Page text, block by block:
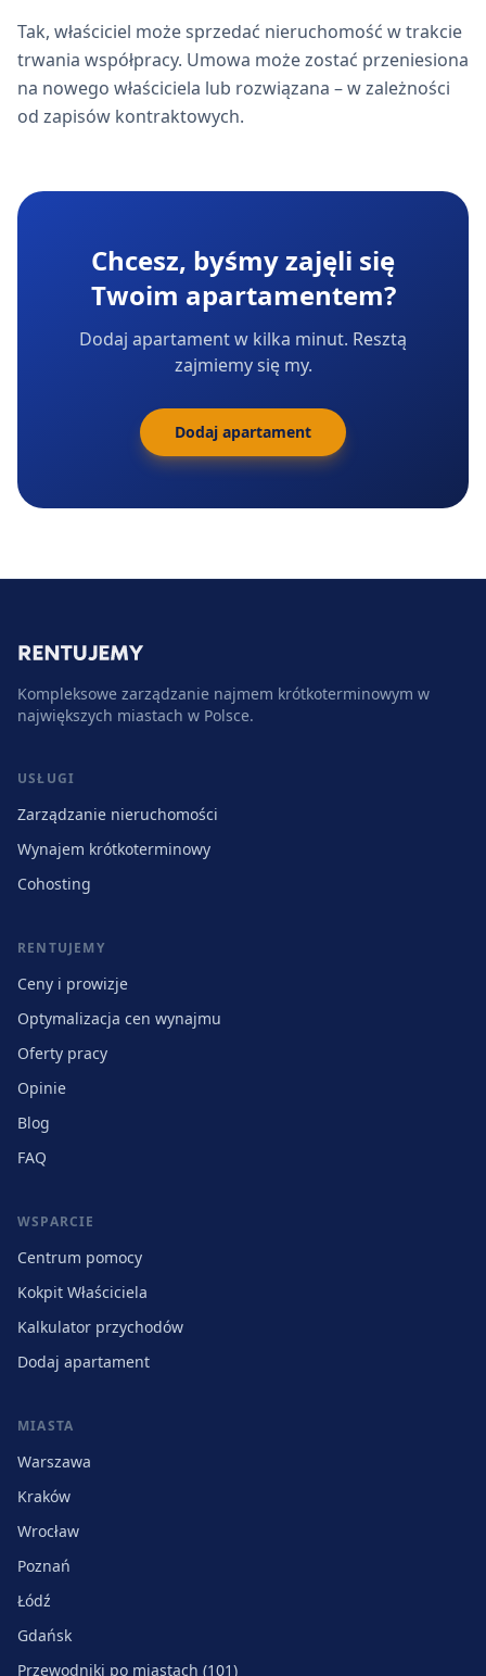
Tak, właściciel może sprzedać nieruchomość w trakcie
trwania współpracy. Umowa może zostać przeniesiona
na nowego właściciela lub rozwiązana – w zależności
od zapisów kontraktowych.
Chcesz, byśmy zajęli się
Twoim apartamentem?
Dodaj apartament w kilka minut. Resztą
zajmiemy się my.
Dodaj apartament
Kompleksowe zarządzanie najmem krótkoterminowym w
największych miastach w Polsce.
USŁUGI
Zarządzanie nieruchomości
Wynajem krótkoterminowy
Cohosting
RENTUJEMY
Ceny i prowizje
Optymalizacja cen wynajmu
Oferty pracy
Opinie
Blog
FAQ
WSPARCIE
Centrum pomocy
Kokpit Właściciela
Kalkulator przychodów
Dodaj apartament
MIASTA
Warszawa
Kraków
Wrocław
Poznań
Łódź
Gdańsk
Przewodniki po miastach (101)